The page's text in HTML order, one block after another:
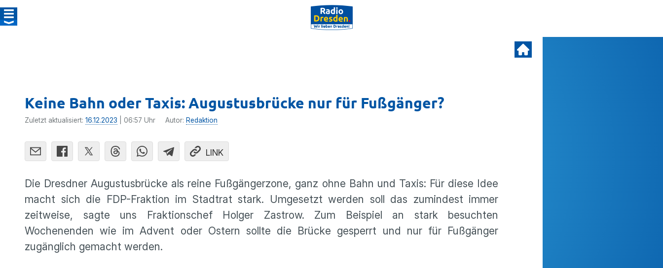
Keine Bahn oder Taxis: Augustusbrücke nur für Fußgänger?
Zuletzt aktualisiert: 16.12.2023 | 06:57 Uhr Autor: Redaktion
LINK
Die Dresdner Augustusbrücke als reine Fußgängerzone, ganz ohne Bahn und Taxis: Für diese Idee
macht sich die FDP-Fraktion im Stadtrat stark. Umgesetzt werden soll das zumindest immer
zeitweise, sagte uns Fraktionschef Holger Zastrow. Zum Beispiel an stark besuchten
Wochenenden wie im Advent oder Ostern sollte die Brücke gesperrt und nur für Fußgänger
zugänglich gemacht werden.